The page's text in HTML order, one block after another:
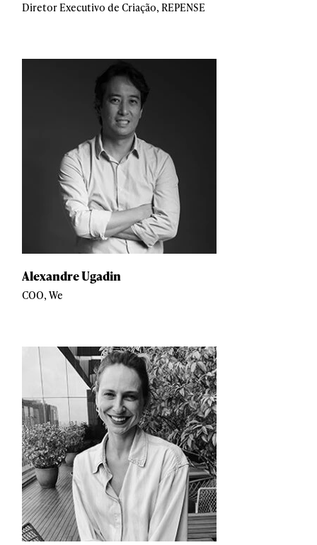
Diretor Executivo de Criação, REPENSE
Alexandre Ugadin
COO, We